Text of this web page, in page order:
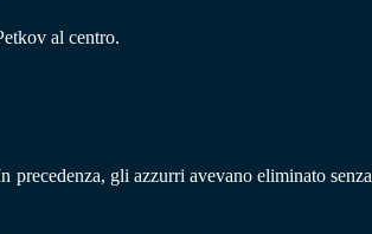
al centro.
precedenza, gli azzurri avevano eliminato senza